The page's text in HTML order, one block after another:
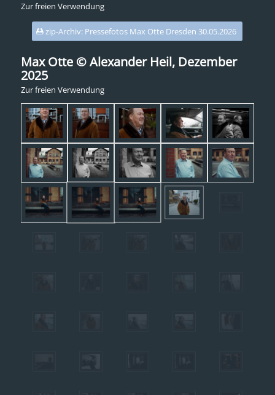
Zur freien Verwendung
zip-Archiv: Pressefotos Max Otte Dresden 30.05.2026
Max Otte © Alexander Heil, Dezember
2025
Zur freien Verwendung